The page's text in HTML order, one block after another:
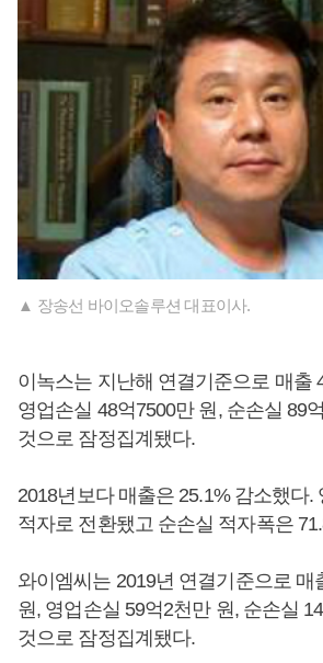
▲ 장송선 바이오솔루션 대표이사.
이녹스는 지난해 연결기준으로 매출
영업손실 48억7500만 원, 순손실 89
것으로 잠정집계됐다.
2018년보다 매출은 25.1% 감소했다.
적자로 전환됐고 순손실 적자폭은
와이엠씨는 2019년 연결기준으로 매
원, 영업손실 59억2천만 원, 순손실
것으로 잠정집계됐다.